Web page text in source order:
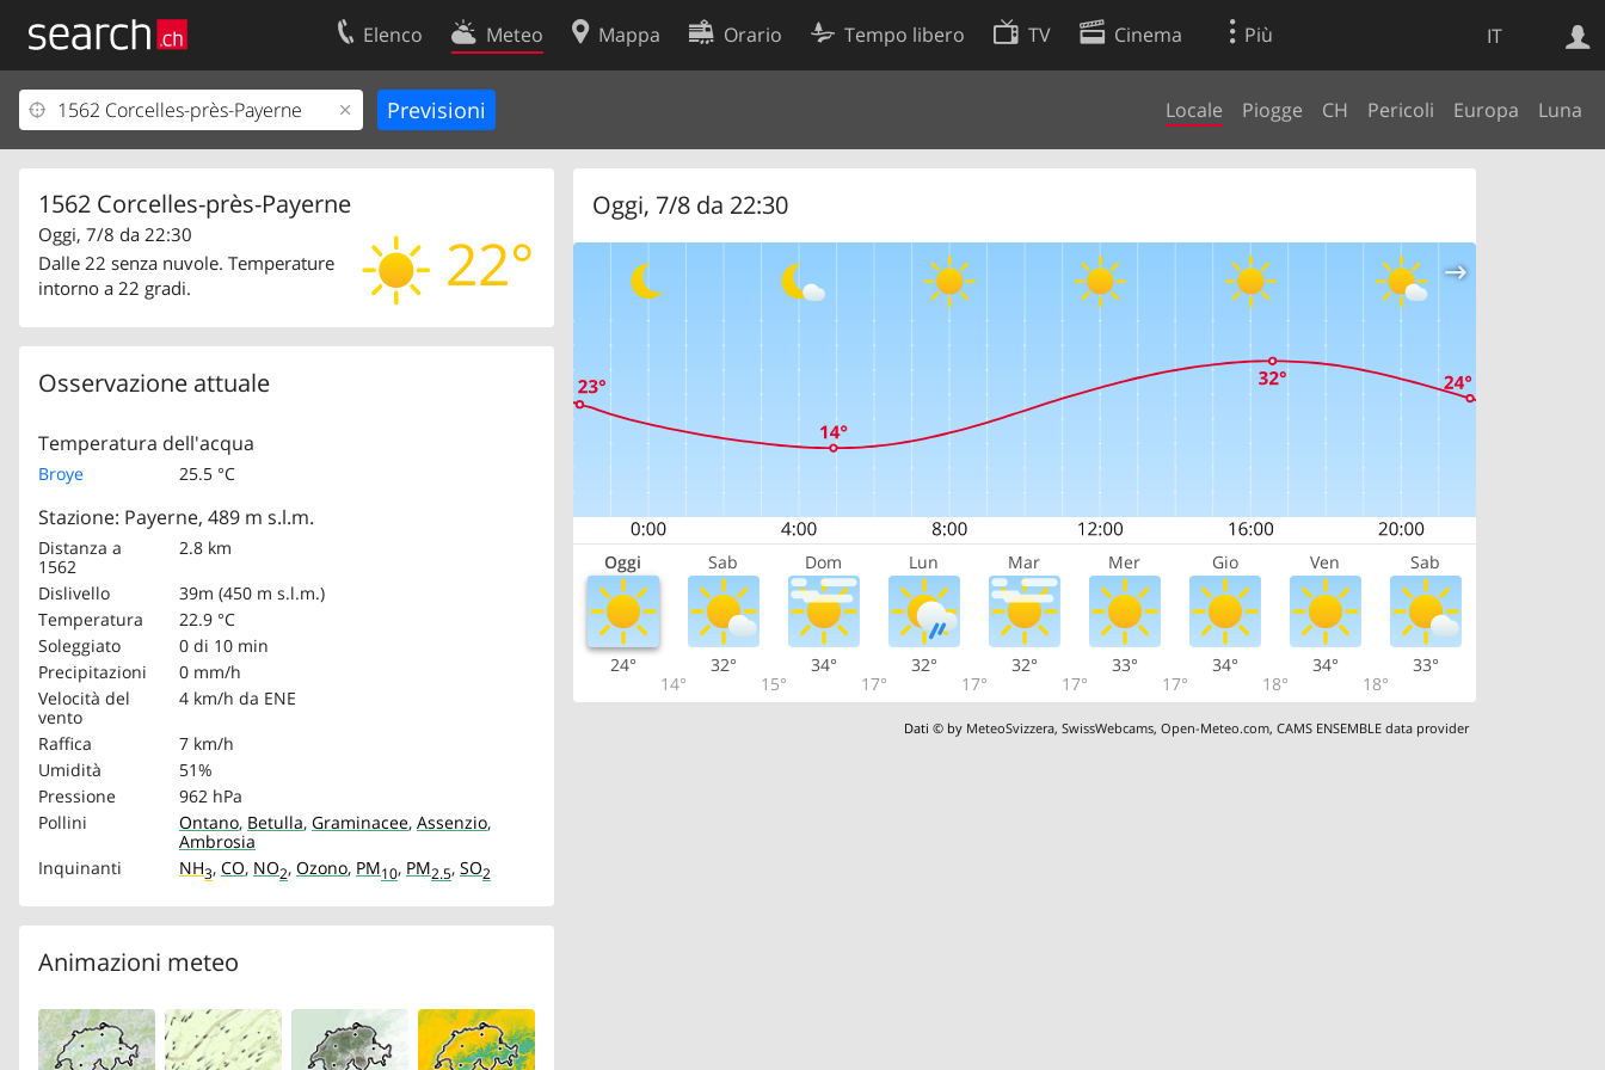
IT
Elenco Meteo Mappa Orario Tempo libero TV Cinema Più
Locale Piogge CH Pericoli Europa Luna
1562 Corcelles-près-Payerne
22°
Oggi, 7/8 da 22:30
Dalle 22 senza nuvole. Temperature
intorno a 22 gradi.
Osservazione attuale
Temperatura dell'acqua
Broye 25.5 °C
Stazione: Payerne, 489 m s.l.m.
Distanza a
1562
2.8 km
Dislivello
39m (450 m s.l.m.)
Temperatura
22.9 °C
Soleggiato
0 di 10 min
Precipitazioni
0 mm/h
Velocità del
vento
4 km/h da ENE
Raffica
7 km/h
Umidità
51%
Pressione
962 hPa
Pollini
Ontano, Betulla, Graminacee, Assenzio,
Ambrosia
Inquinanti
NH3, CO, NO2, Ozono, PM10, PM2.5, SO2
Animazioni meteo
Oggi, 7/8 da 22:30
Oggi Sab Dom Lun Mar Mer Gio Ven Sab
24°
14°
32°
15°
34°
17°
32°
17°
32°
17°
33°
17°
34°
18°
34°
18°
33°
Dati © by MeteoSvizzera,SwissWebcams,Open-Meteo.com,CAMS ENSEMBLE data provider
Ricerca Web
Il vostro profolio
Area clienti
Informazioni Legali
Contatti
Condizioni d’uso
Preferenze cookie